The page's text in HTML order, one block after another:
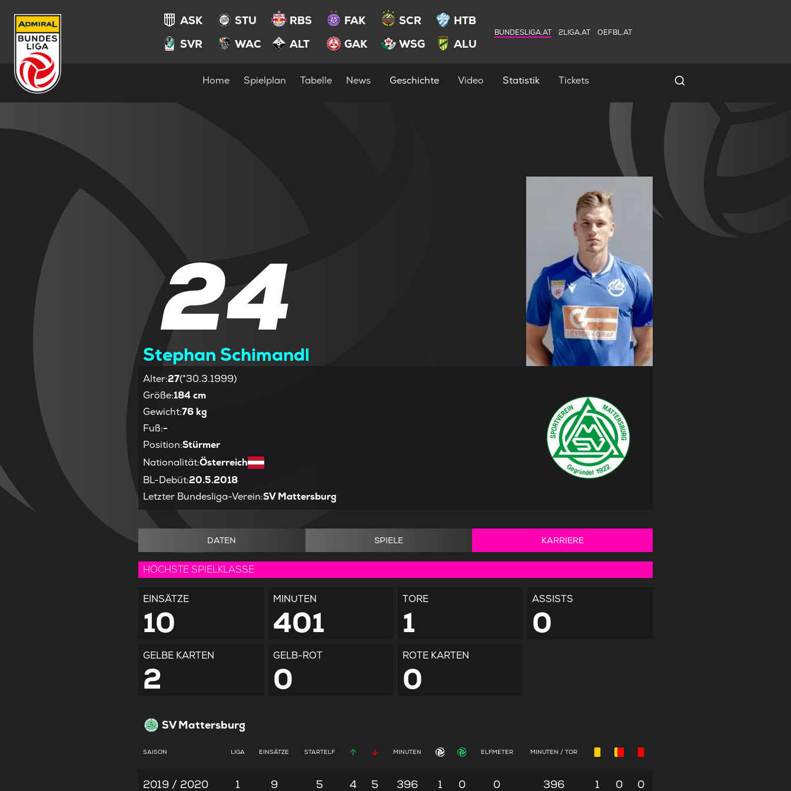
ASK STU RBS FAK SCR
HTB
SVR
WAC ALT GAK WSG ALU
BUNDESLIGA.AT 2LIGA.AT OEFBL.AT
Home Spielplan Tabelle News Geschichte Video Statistik Tickets Spielersuche
24
Stephan Schimandl
Alter:27(*30.3.1999)
Größe:184 cm
Gewicht:76 kg
Fuß:-
Position:Stürmer
Nationalität:Österreich
BL-Debüt:20.5.2018
Letzter Bundesliga-Verein:SV Mattersburg
DATEN SPIELE KARRIERE
HÖCHSTE SPIELKLASSE
EINSÄTZE
10
MINUTEN
401
TORE
1
ASSISTS
0
GELBE KARTEN
2
GELB-ROT
0
ROTE KARTEN
0
SV Mattersburg
SAISON LIGA EINSÄTZE STARTELF MINUTEN ELFMETER MINUTEN / TOR
2019 / 2020 1 9 5 4 5 396 1 0 0 396 1 0 0